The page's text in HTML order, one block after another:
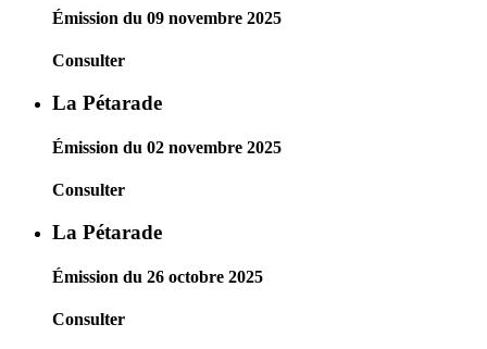
Émission du 09 novembre 2025
Consulter
La Pétarade
Émission du 02 novembre 2025
Consulter
La Pétarade
Émission du 26 octobre 2025
Consulter